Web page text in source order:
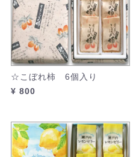
☆こぼれ柿 6個入り
¥ 800